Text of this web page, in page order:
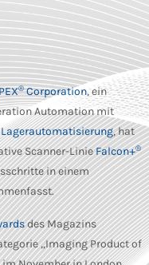
®Corporation, ein
Automation mit
Lagerautomatisierung, hat
Scanner-LinieFalcon+®
in einem
des Magazins
„Imaging Product of